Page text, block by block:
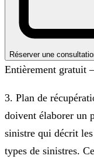
Réserver une
Entièrement gratuit
3. Plan de
doivent élaborer un
sinistre qui décrit
types de sinistres.